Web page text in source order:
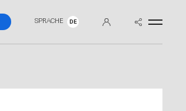
SPRACHE DE